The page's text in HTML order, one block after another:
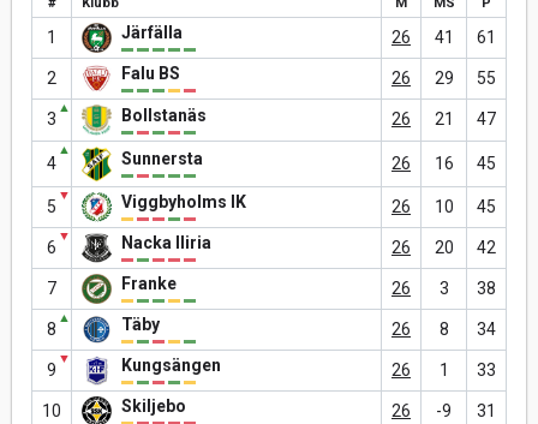
1 Järfälla 26 41 61
2 Falu BS 26 29 55
3
▲ Bollstanäs 26 21 47
4
▲
Sunnersta 26 16 45
5
▼ Viggbyholms IK 26 10 45
6
▼ Nacka Iliria 26 20 42
7 Franke 26 3 38
8
▲ Täby 26 8 34
9
▼ Kungsängen 26 1 33
10 Skiljebo 26 -9 31